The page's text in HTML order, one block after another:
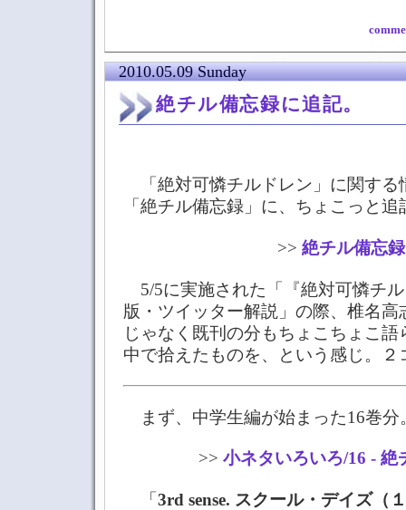
2010.05.09 Sunday
絶チル備忘録に追記。
「絶対可憐チルドレン」に関する
「絶チル備忘録」に、ちょこっと
>> 絶チル備忘録
5/5に実施された「『絶対可憐チ
版・ツイッター解説」の際、椎名高
じゃなく既刊の分もちょこちょこ
中で拾えたものを、という感じ。２
まず、中学生編が始まった16巻分
>> 小ネタいろいろ/16 - 絶
「 3rd sense. スクール・デイズ（